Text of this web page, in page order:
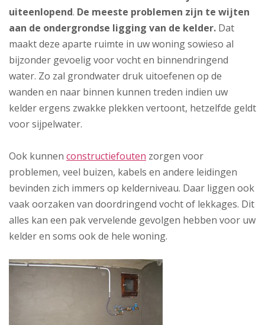
uiteenlopend. De meeste problemen zijn te wijten
aan de ondergrondse ligging van de kelder. Dat
maakt deze aparte ruimte in uw woning sowieso al
bijzonder gevoelig voor vocht en binnendringend
water. Zo zal grondwater druk uitoefenen op de
wanden en naar binnen kunnen treden indien uw
kelder ergens zwakke plekken vertoont, hetzelfde geldt
voor sijpelwater.
Ook kunnen constructiefouten zorgen voor
problemen, veel buizen, kabels en andere leidingen
bevinden zich immers op kelderniveau. Daar liggen ook
vaak oorzaken van doordringend vocht of lekkages. Dit
alles kan een pak vervelende gevolgen hebben voor uw
kelder en soms ook de hele woning.